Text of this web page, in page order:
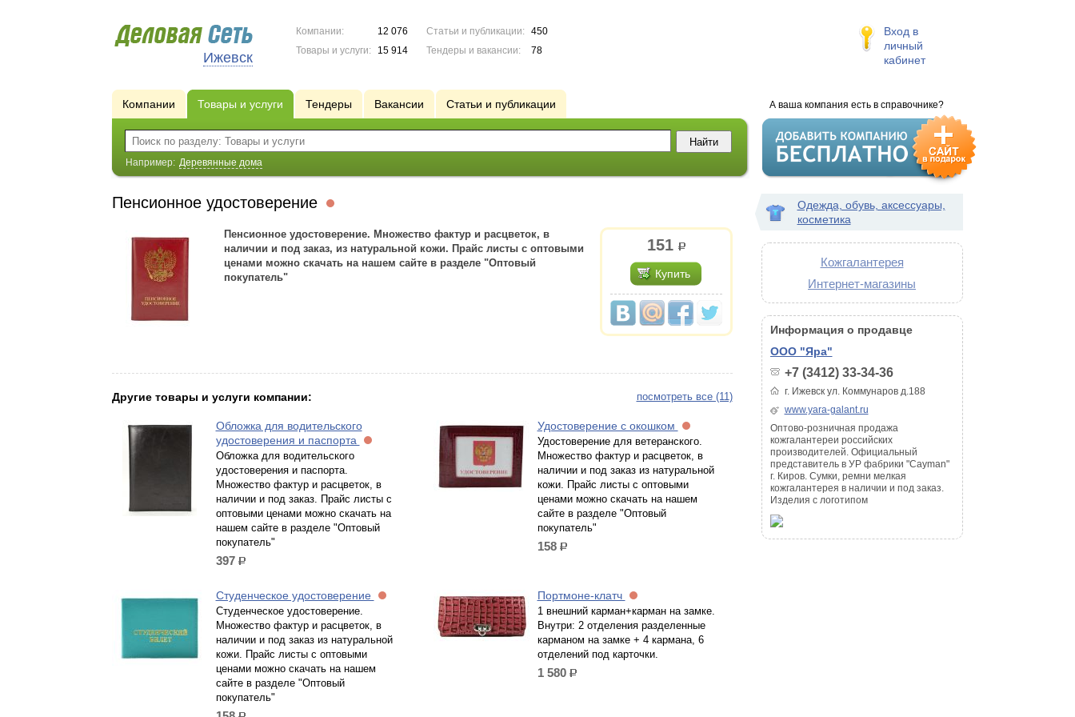
Ижевск
Компании:
12 076
Товары и услуги:
15 914
Статьи и публикации:
450
Тендеры и вакансии:
78
Вход в
личный
кабинет
А ваша компания есть в справочнике?
Компании Товары и услуги Тендеры Вакансии Статьи и публикации
Например: Деревянные дома
Пенсионное удостоверение
151 р.
Купить
Пенсионное удостоверение. Множество фактур и расцветок, в
наличии и под заказ, из натуральной кожи. Прайс листы с оптовыми
ценами можно скачать на нашем сайте в разделе "Оптовый
покупатель"
посмотреть все (11)
Другие товары и услуги компании:
Обложка для водительского
удостоверения и паспорта
Обложка для водительского
удостоверения и паспорта.
Множество фактур и расцветок, в
наличии и под заказ. Прайс листы с
оптовыми ценами можно скачать на
нашем сайте в разделе "Оптовый
покупатель"
397 р.
Удостоверение с окошком
Удостоверение для ветеранского.
Множество фактур и расцветок, в
наличии и под заказ из натуральной
кожи. Прайс листы с оптовыми
ценами можно скачать на нашем
сайте в разделе "Оптовый
покупатель"
158 р.
Студенческое удостоверение
Студенческое удостоверение.
Множество фактур и расцветок, в
наличии и под заказ из натуральной
кожи. Прайс листы с оптовыми
ценами можно скачать на нашем
сайте в разделе "Оптовый
покупатель"
Портмоне-клатч
1 внешний карман+карман на замке.
Внутри: 2 отделения разделенные
карманом на замке + 4 кармана, 6
отделений под карточки.
1 580 р.
Одежда, обувь, аксессуары,
косметика
Кожгалантерея
Интернет-магазины
Информация о продавце
ООО "Яра"
+7 (3412) 33-34-36
г. Ижевск ул. Коммунаров д.188
www.yara-galant.ru
Оптово-розничная продажа
кожгалантереи российских
производителей. Официальный
представитель в УР фабрики "Cayman"
г. Киров. Сумки, ремни мелкая
кожгалантерея в наличии и под заказ.
Изделия с логотипом